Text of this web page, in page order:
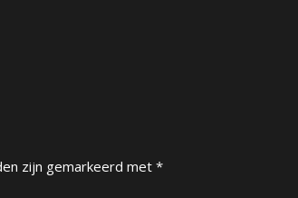
zijn gemarkeerd met *